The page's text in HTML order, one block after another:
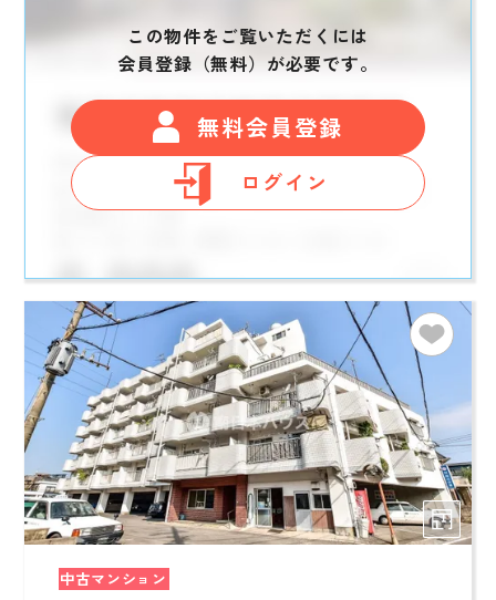
この物件をご覧いただくには
会員登録（無料）が必要です。
無料会員登録
ログイン
中古マンション